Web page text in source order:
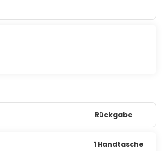
Rückgabe
1 Handtasche